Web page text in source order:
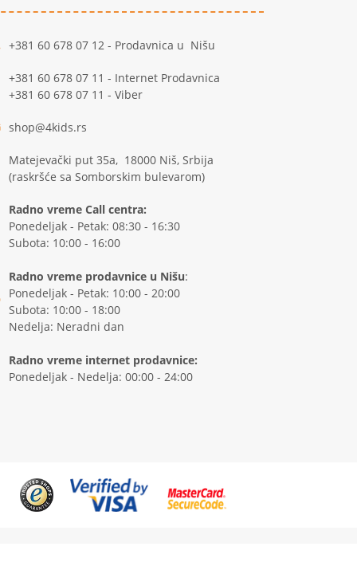
+381 60 678 07 12 - Prodavnica u Nišu
+381 60 678 07 11 - Internet Prodavnica
+381 60 678 07 11 - Viber
shop@4kids.rs
Matejevački put 35a, 18000 Niš, Srbija
(raskršće sa Somborskim bulevarom)
Radno vreme Call centra:
Ponedeljak - Petak: 08:30 - 16:30
Subota: 10:00 - 16:00
Radno vreme prodavnice u Nišu:
Ponedeljak - Petak: 10:00 - 20:00
Subota: 10:00 - 18:00
Nedelja: Neradni dan
Radno vreme internet prodavnice:
Ponedeljak - Nedelja: 00:00 - 24:00